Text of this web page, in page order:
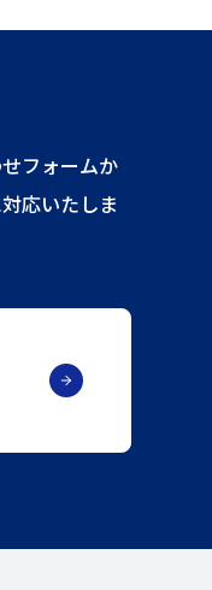
フォームか
応いたしま